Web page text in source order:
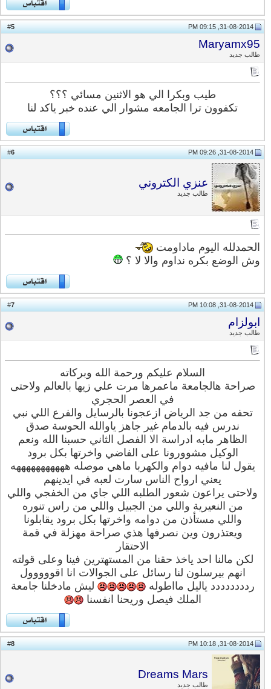
31-08-2014, 09:15 PM
Maryamx95
طالب جديد
طيب وبكرا الي هو الاثنين مسائي ؟؟؟
تكفوون ترا الجامعه مشوار الي عنده خبر ياكد لنا
31-08-2014, 09:26 PM
عنزي الكتروني
طالب جديد
الحمدلله اليوم ماداومت
وش الوضع بكره نداوم والا لا ؟
31-08-2014, 10:08 PM
ابولزام
طالب جديد
السلام عليكم ورحمة الله وبركاته
صراحة هالجامعة ماعمرها مرت علي زيها بالعالم ولاحتى
في العصر الحجري
تحفه من جد الرياض ازعجونا بالرسايل والفرع اللي نبي
ندرس فيه بالدمام غير جاهز ياوالله الحوسة صدق
الظاهر مابه ادراسة الا الفصل الثاني حسبنا الله ونعم
الوكيل مشوورونا على الفاضي واخرتها بكل برود
يقول لنا مافيه دوام والكهربا ماهي موصله هههههههههههه
يعني ارواح الناس سارت لعبه في ايدينهم
ولاحتى يراعون شعور الطلبه اللي جاي من الخفجي واللي
من النعيرية واللي من الجبيل واللي من راس تنوره
واللي مستأذن من دوامه واخرتها بكل برود يقابلونا
ويعتذرون وين نصرفها هذي صراحة مهزلة في قمة
الاحتقار
لكن مالنا احد ياخذ حقنا من المستهترين فينا وعلى قولته
انهم بيرسلون لنا رسائل على الجوالاتانا اقووووول
ردددددددد ياليل مااطوله
ليش مادخلنا جامعة
الملك فيصل وريحنا انفسنا
31-08-2014, 10:18 PM
Dreams Mars
طالب جديد